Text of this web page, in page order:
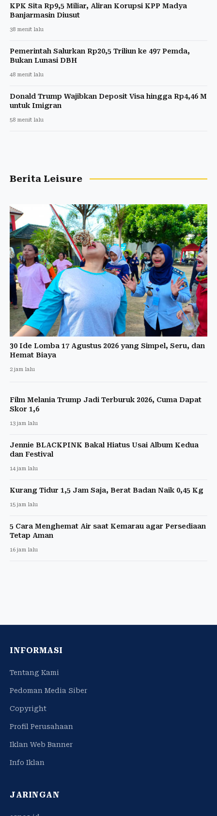
KPK Sita Rp9,5 Miliar, Aliran Korupsi KPP Madya
Banjarmasin Diusut
38 menit lalu
Pemerintah Salurkan Rp20,5 Triliun ke 497 Pemda,
Bukan Lunasi DBH
48 menit lalu
Donald Trump Wajibkan Deposit Visa hingga Rp4,46 M
untuk Imigran
58 menit lalu
Berita Leisure
30 Ide Lomba 17 Agustus 2026 yang Simpel, Seru, dan
Hemat Biaya
2 jam lalu
Film Melania Trump Jadi Terburuk 2026, Cuma Dapat
Skor 1,6
13 jam lalu
Jennie BLACKPINK Bakal Hiatus Usai Album Kedua
dan Festival
14 jam lalu
Kurang Tidur 1,5 Jam Saja, Berat Badan Naik 0,45 Kg
15 jam lalu
5 Cara Menghemat Air saat Kemarau agar Persediaan
Tetap Aman
16 jam lalu
INFORMASI
Tentang Kami
Pedoman Media Siber
Copyright
Profil Perusahaan
Iklan Web Banner
Info Iklan
JARINGAN